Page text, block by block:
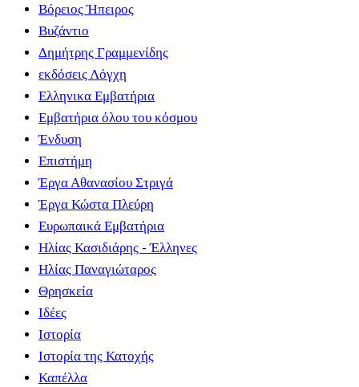
Βόρειος Ήπειρος
Βυζάντιο
Δημήτρης Γραμμενίδης
εκδόσεις Λόγχη
Ελληνικα Εμβατήρια
Εμβατήρια όλου του κόσμου
Ένδυση
Επιστήμη
Έργα Αθανασίου Στριγά
Έργα Κώστα Πλεύρη
Ευρωπαικά Εμβατήρια
Ηλίας Κασιδιάρης - Έλληνες
Ηλίας Παναγιώταρος
Θρησκεία
Ιδέες
Ιστορία
Ιστορία της Κατοχής
Καπέλλα